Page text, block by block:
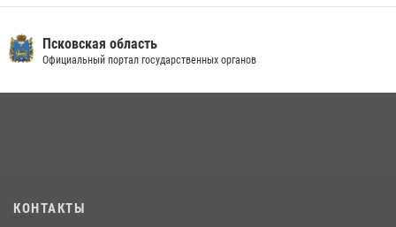
24 июля 2026, 13:59 1
рабочее совещание
Псковская область
Официальный портал государственных органов
КОНТАКТЫ